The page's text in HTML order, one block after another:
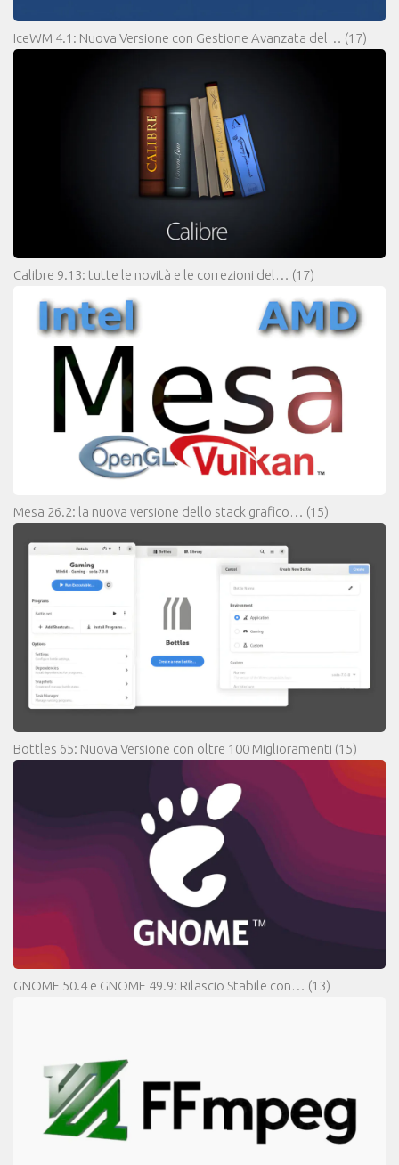
IceWM 4.1: Nuova Versione con Gestione Avanzata del… (17)
Calibre 9.13: tutte le novità e le correzioni del… (17)
Mesa 26.2: la nuova versione dello stack grafico… (15)
Bottles 65: Nuova Versione con oltre 100 Miglioramenti (15)
GNOME 50.4 e GNOME 49.9: Rilascio Stabile con… (13)